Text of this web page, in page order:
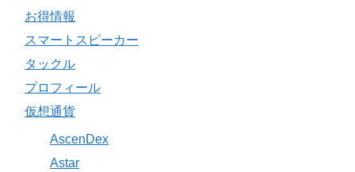
お得情報
スマートスピーカー
タックル
プロフィール
仮想通貨
AscenDex
Astar